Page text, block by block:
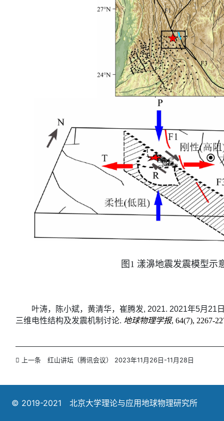
图1 漾濞地震发震模型示
叶涛，陈小斌，黄清华，崔腾发, 2021. 2021年5月21
三维电性结构及发震机制讨论. 地球物理学报, 64(7), 2267-
上一条 红山讲坛（腾讯会议） 2023年11月26日-11月28日
© 2019-2021 北京大学理论与应用地球物理研究所